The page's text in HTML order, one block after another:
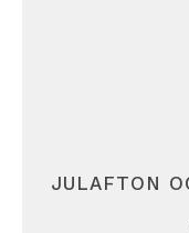
JULAFTON